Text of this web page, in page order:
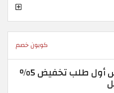
كوبون خصم
كود خصم صيدلية وايتس أول طلب تخفيض 5%